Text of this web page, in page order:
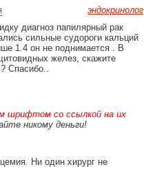
эндокринолог
диагноз папилярный рак
сильные судороги кальций
1.4 он не поднимается . В
желез, скажите
Спасибо..
шрифтом со ссылкой на их
никому деньги!
Ни один хирург не